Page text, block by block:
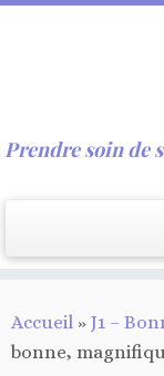
au
contenu
Prendre soin de
Accueil » J1 –
bonne,